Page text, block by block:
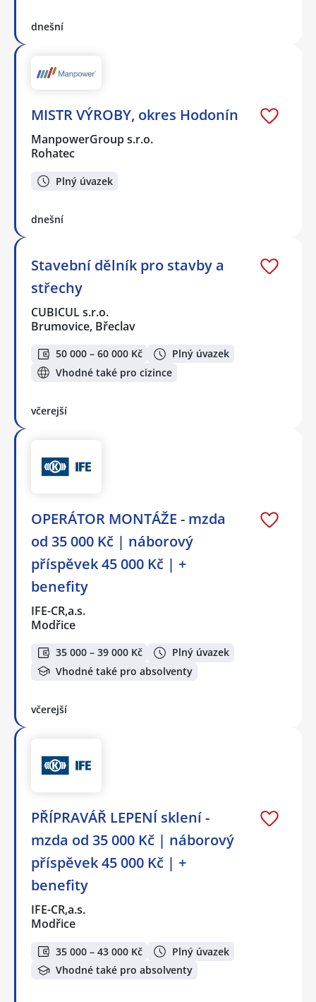
dnešní
MISTR VÝROBY, okres Hodonín
ManpowerGroup s.r.o.
Rohatec
Plný úvazek
dnešní
Stavební dělník pro stavby a
střechy
CUBICUL s.r.o.
Brumovice, Břeclav
50 000 – 60 000 Kč
Plný úvazek
Vhodné také pro cizince
včerejší
OPERÁTOR MONTÁŽE - mzda
od 35 000 Kč | náborový
příspěvek 45 000 Kč | +
benefity
IFE-CR,a.s.
Modřice
35 000 – 39 000 Kč
Plný úvazek
Vhodné také pro absolventy
včerejší
PŘÍPRAVÁŘ LEPENÍ sklení -
mzda od 35 000 Kč | náborový
příspěvek 45 000 Kč | +
benefity
IFE-CR,a.s.
Modřice
35 000 – 43 000 Kč
Plný úvazek
Vhodné také pro absolventy